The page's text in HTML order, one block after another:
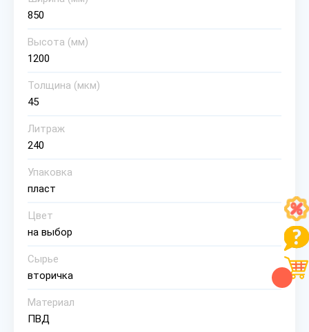
850
Высота (мм)
1200
Толщина (мкм)
45
Литраж
240
Упаковка
пласт
Цвет
на выбор
Сырье
вторичка
Материал
ПВД